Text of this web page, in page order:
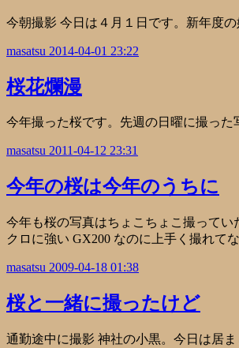
今朝撮影 今日は４月１日です。新年度
masatsu 2014-04-01 23:22
桜花爛漫
今年撮った桜です。先週の日曜に撮った
masatsu 2011-04-12 23:31
今年の桜は今年のうちに
今年も桜の写真はちょこちょこ撮って
クロに強い GX200 なのに上手く撮れて
masatsu 2009-04-18 01:38
桜と一緒に撮ったけど
通勤途中に撮影 神社の小黒。今日は居